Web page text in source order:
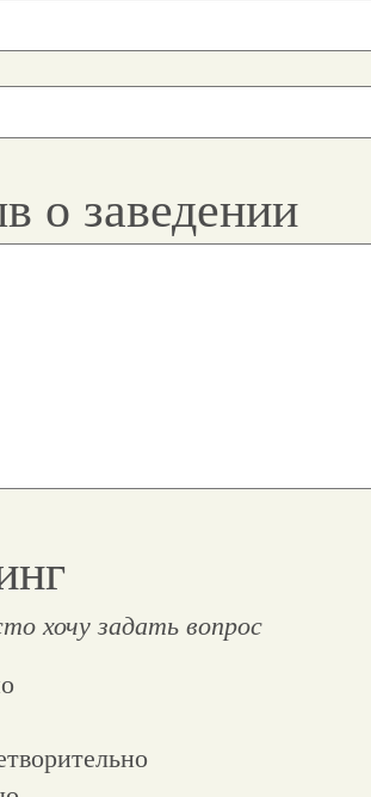
о заведении
хочу задать вопрос